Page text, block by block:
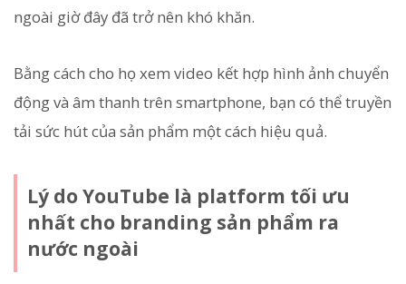
ngoài giờ đây đã trở nên khó khăn.
Bằng cách cho họ xem video kết hợp hình ảnh chuyển
động và âm thanh trên smartphone, bạn có thể truyền
tải sức hút của sản phẩm một cách hiệu quả.
Lý do YouTube là platform tối ưu
nhất cho branding sản phẩm ra
nước ngoài